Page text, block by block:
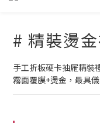
# 精裝燙
手工折板硬卡抽屜精裝
霧面覆膜+燙金，最具